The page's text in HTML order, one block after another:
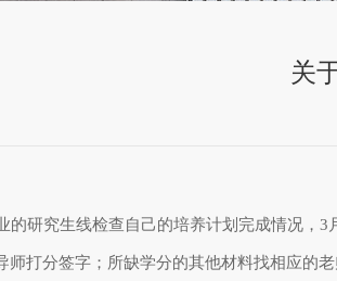
关
的研究生线检查自己的培养计划完成情况
打分签字；所缺学分的其他材料找相应的老